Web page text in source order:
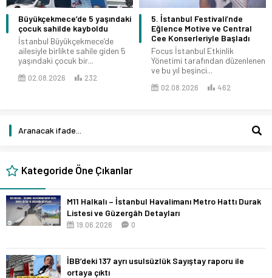
Büyükçekmece’de 5 yaşındaki
çocuk sahilde kayboldu
İstanbul Büyükçekmece’de
ailesiyle birlikte sahile giden 5
yaşındaki çocuk bir...
02.08.2026 232
5. İstanbul Festivali’nde
Eğlence Motive ve Central
Cee Konserleriyle Başladı
Focus İstanbul Etkinlik
Yönetimi tarafından düzenlenen
ve bu yıl beşinci...
02.08.2026 462
Kategoride Öne Çıkanlar
M11 Halkalı – İstanbul Havalimanı Metro Hattı Durak
Listesi ve Güzergâh Detayları
19.06.2026 0
İBB’deki 137 ayrı usulsüzlük Sayıştay raporu ile
ortaya çıktı